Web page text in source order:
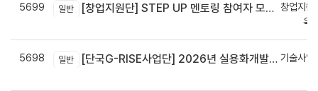
5699 일반 [창업지원단] STEP UP 멘토링 참여자 모집(~7월 29일)
창업지원
육
5698 일반 [단국G-RISE사업단] 2026년 실용화개발 지원(Grant) 과제 공고_~8/14(금)까지
기술사업